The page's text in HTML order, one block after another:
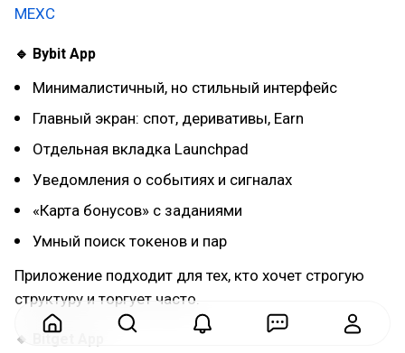
MEXC
🔹 Bybit App
Минималистичный, но стильный интерфейс
Главный экран: спот, деривативы, Earn
Отдельная вкладка Launchpad
Уведомления о событиях и сигналах
«Карта бонусов» с заданиями
Умный поиск токенов и пар
Приложение подходит для тех, кто хочет строгую
структуру и торгует часто.
🔹 Bitget App